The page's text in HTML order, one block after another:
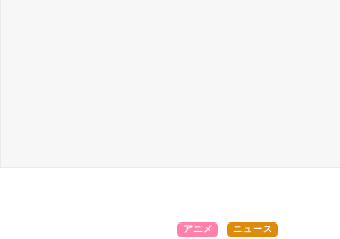
アニメ ニュース